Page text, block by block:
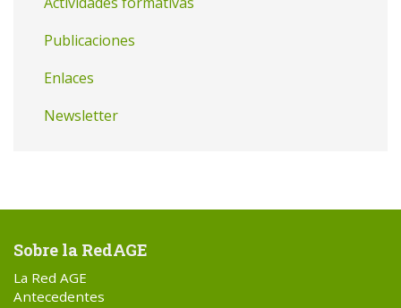
Publicaciones
Enlaces
Newsletter
Sobre la RedAGE
La Red AGE
Antecedentes